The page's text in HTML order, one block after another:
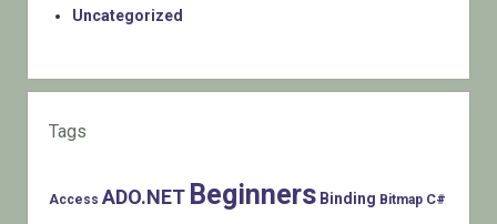
Uncategorized
Tags
Access ADO.NET Beginners Binding Bitmap C#